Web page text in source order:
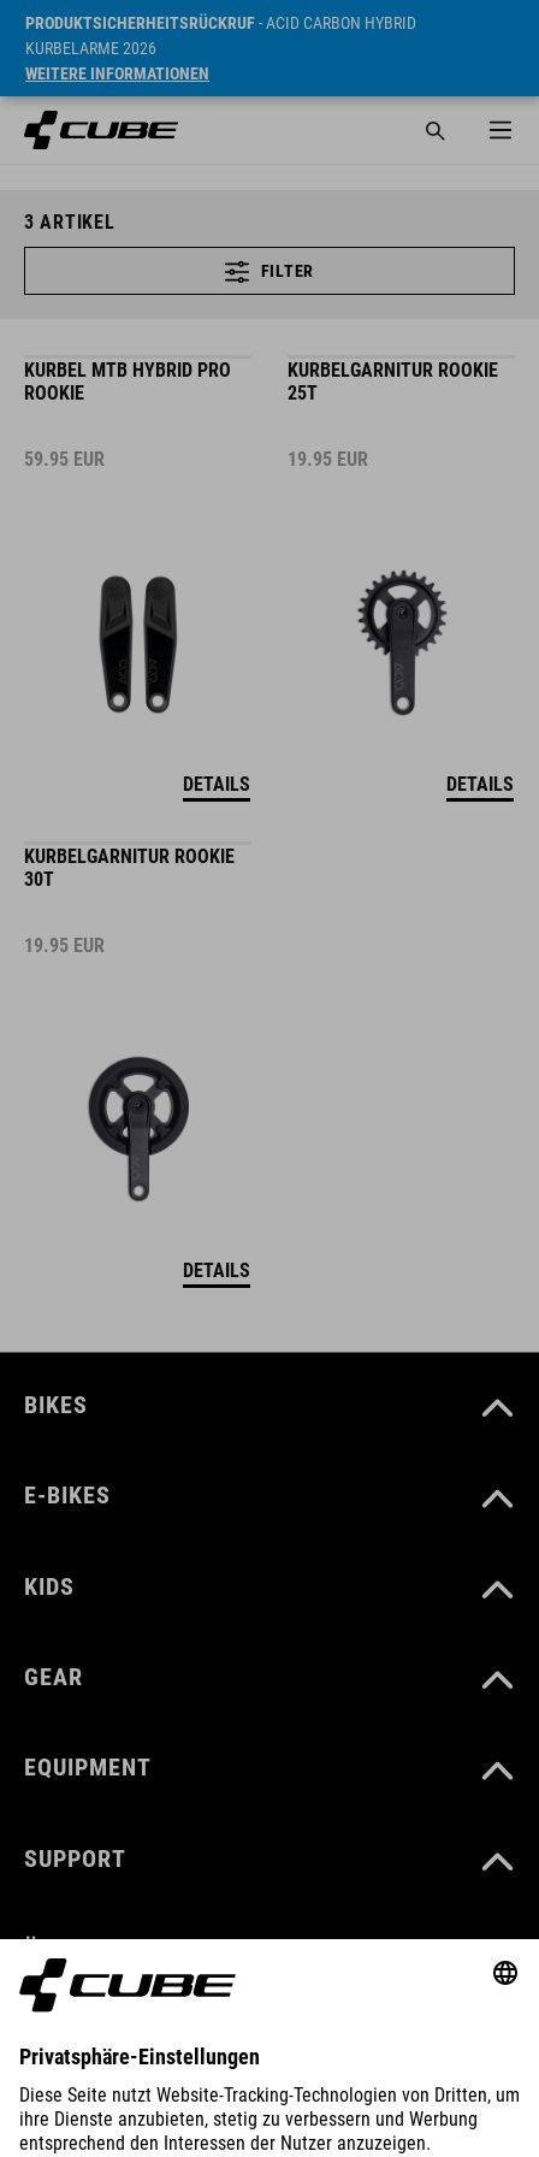
PRODUKTSICHERHEITSRÜCKRUF- ACID CARBON HYBRID
KURBELARME 2026
WEITERE INFORMATIONEN
3 ARTIKEL
FILTER
KURBEL MTB HYBRID PRO
ROOKIE
59.95 EUR
DETAILS
KURBELGARNITUR ROOKIE
25T
19.95 EUR
DETAILS
KURBELGARNITUR ROOKIE
30T
19.95 EUR
DETAILS
BIKES
E-BIKES
KIDS
GEAR
EQUIPMENT
SUPPORT
ÜBER UNS